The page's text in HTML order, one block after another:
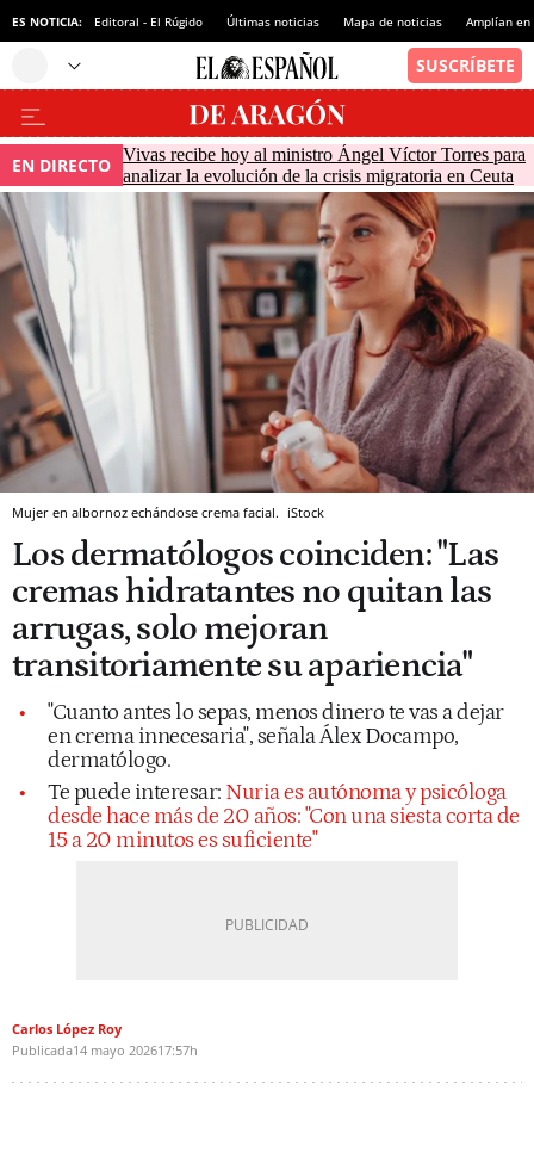
ES NOTICIA: Editoral - El Rúgido Últimas noticias Mapa de noticias Amplían
EN DIRECTO Vivas recibe hoy al ministro Ángel Víctor Torres para
analizar la evolución de la crisis migratoria en Ceuta
Mujer en albornoz echándose crema facial. iStock
Los dermatólogos coinciden: "Las
cremas hidratantes no quitan las
arrugas, solo mejoran
transitoriamente su apariencia"
"Cuanto antes lo sepas, menos dinero te vas a dejar
en crema innecesaria", señala Álex Docampo,
dermatólogo.
Te puede interesar: Nuria es autónoma y psicóloga
desde hace más de 20 años: "Con una siesta corta de
15 a 20 minutos es suficiente"
Carlos López Roy
Publicada14 mayo 202617:57h